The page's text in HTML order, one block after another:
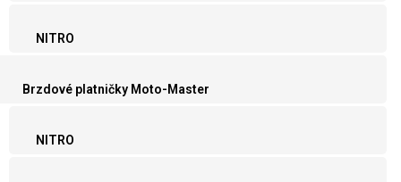
NITRO
Brzdové platničky Moto-Master
NITRO